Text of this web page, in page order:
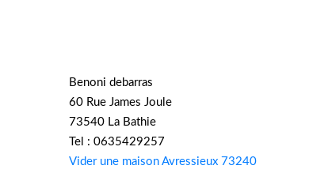
Benoni debarras
60 Rue James Joule
73540 La Bathie
Tel : 0635429257
Vider une maison Avressieux 73240